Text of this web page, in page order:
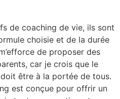
de coaching de vie, ils sont
choisie et de la durée
de proposer des
car je crois que le
être à la portée de tous.
est conçue pour offrir un